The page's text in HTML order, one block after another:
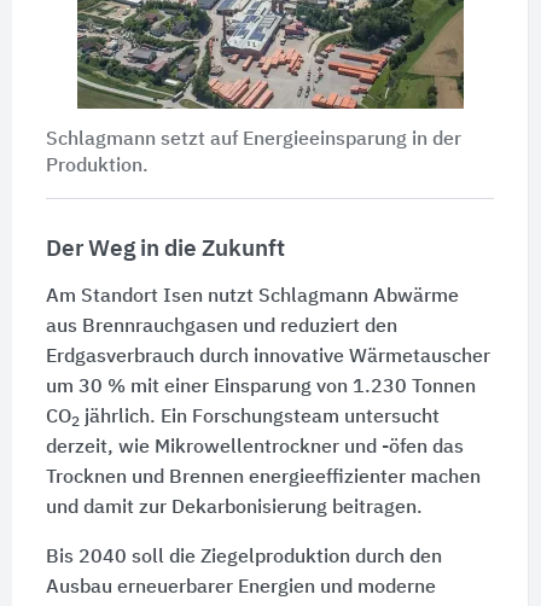
Schlagmann setzt auf Energieeinsparung in der
Produktion.
Der Weg in die Zukunft
Am Standort Isen nutzt Schlagmann Abwärme
aus Brennrauchgasen und reduziert den
Erdgasverbrauch durch innovative Wärmetauscher
um 30 % mit einer Einsparung von 1.230 Tonnen
CO2jährlich. Ein Forschungsteam untersucht
derzeit, wie Mikrowellentrockner und -öfen das
Trocknen und Brennen energie­effizienter machen
und damit zur Dekarbonisierung beitragen.
Bis 2040 soll die Ziegelproduktion durch den
Ausbau erneuerbarer Energien und moderne